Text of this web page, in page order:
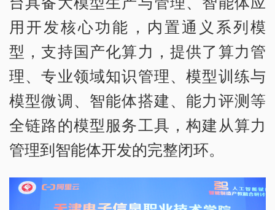
用开发核心功能，内置通义系列模
型，支持国产化算力，提供了算力管
理、专业领域知识管理、模型训练与
模型微调、智能体搭建、能力评测等
全链路的模型服务工具，构建从算力
管理到智能体开发的完整闭环。